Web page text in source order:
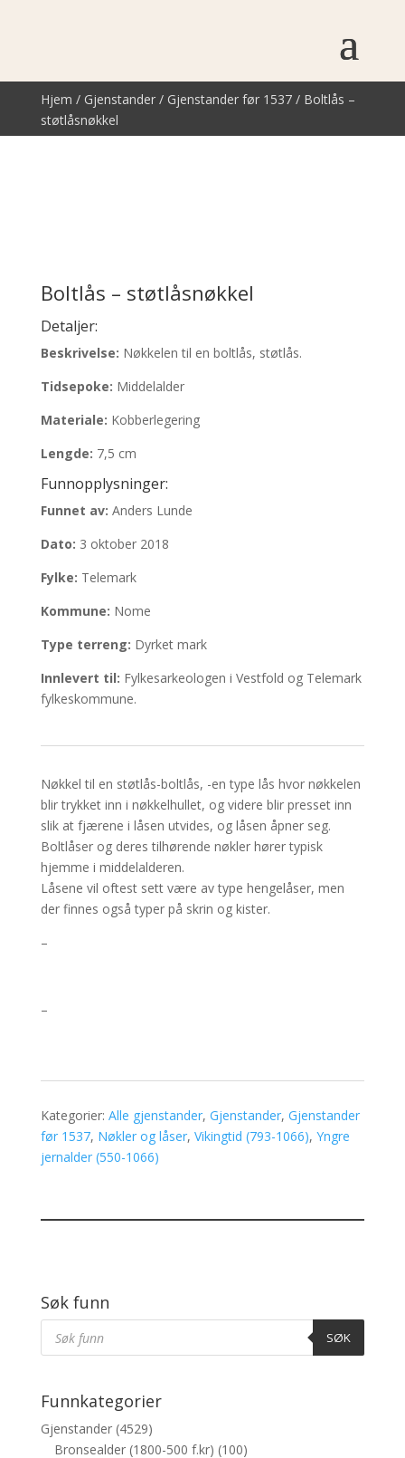
Hjem / Gjenstander/ Gjenstander før 1537/ Boltlås –
støtlåsnøkkel
Boltlås – støtlåsnøkkel
Detaljer:
Beskrivelse: Nøkkelen til en boltlås, støtlås.
Tidsepoke: Middelalder
Materiale: Kobberlegering
Lengde: 7,5 cm
Funnopplysninger:
Funnet av: Anders Lunde
Dato: 3 oktober 2018
Fylke: Telemark
Kommune: Nome
Type terreng: Dyrket mark
Innlevert til: Fylkesarkeologen i Vestfold og Telemark
fylkeskommune.
Nøkkel til en støtlås-boltlås, -en type lås hvor nøkkelen
blir trykket inn i nøkkelhullet, og videre blir presset inn
slik at fjærene i låsen utvides, og låsen åpner seg.
Boltlåser og deres tilhørende nøkler hører typisk
hjemme i middelalderen.
Låsene vil oftest sett være av type hengelåser, men
der finnes også typer på skrin og kister.
–
–
Kategorier: Alle gjenstander, Gjenstander, Gjenstander
før 1537, Nøkler og låser, Vikingtid (793-1066), Yngre
jernalder (550-1066)
Søk funn
Products
Søk SØK
Funnkategorier
Gjenstander (4529)
Bronsealder (1800-500 f.kr) (100)